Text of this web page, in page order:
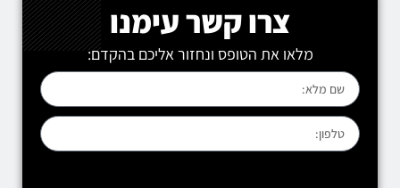
צרו קשר עימנו
מלאו את הטופס ונחזור אליכם בהקדם: